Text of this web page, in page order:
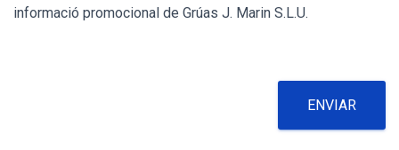
tinformació promocional de Grúas J. Marin S.L.U.
ENVIAR